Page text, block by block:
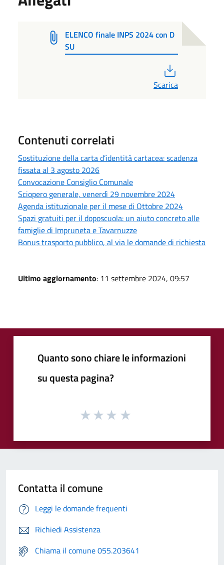
ELENCO finale INPS 2024 con D
SU
Scarica
Contenuti correlati
Sostituzione della carta d’identità cartacea: scadenza
fissata al 3 agosto 2026
Convocazione Consiglio Comunale
Sciopero generale, venerdì 29 novembre 2024
Agenda istituzionale per il mese di Ottobre 2024
Spazi gratuiti per il doposcuola: un aiuto concreto alle
famiglie di Impruneta e Tavarnuzze
Bonus trasporto pubblico, al via le domande di richiesta
Ultimo aggiornamento: 11 settembre 2024, 09:57
Quanto sono chiare le informazioni
su questa pagina?
Contatta il comune
Leggi le domande frequenti
Richiedi Assistenza
Chiama il comune 055.203641